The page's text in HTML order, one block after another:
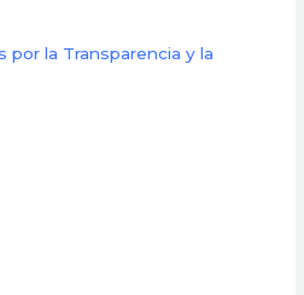
por la Transparencia y la